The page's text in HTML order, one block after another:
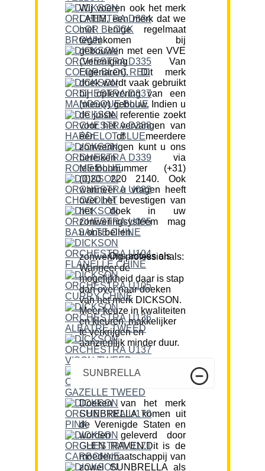
Wij voeren ook het merk
LATIM, een merk dat we
met enige regelmaat
tegenkomen bij
gebouwen met een VVE
(Vereniging Van
Eigenaren). Dit merk
doek wordt vaak gebruikt
bij oplevering van een
(nieuw) gebouw. Indien u
de juiste referentie zoekt
voor het vervangen van
één of meerdere
zonweringen kunt u ons
bereiken via
telefoonnummer (+31)
(0)20 220 2140. Ook
wanneer u vragen heeft
over het bevestigen van
het doek in uw
zonweringsysteem mag
u ons bellen.
Ons advies als zonwering professionals:
Wanneer de
mogelijkheid daar is stap
dan over naar doeken
van het merk DICKSON.
Meer keuze in kwaliteiten
en kleuren, makkelijker
te verkrijgen en
aanzienlijk minder duur.
SUNBRELLA
Doeken van het merk
SUNBRELLA komen uit
de Verenigde Staten en
worden geleverd door
GLEN RAVEN.Dit is de
moedermaatschappij van
zowel SUNBRELLA als